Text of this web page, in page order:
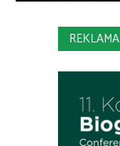
REKLAMA